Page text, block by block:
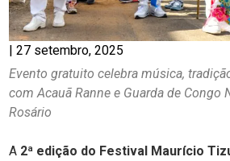
| 27 setembro, 2025
Evento gratuito celebra música,
com Acauã Ranne e Guarda de Congo
Rosário
A 2ª edição do Festival Maurício